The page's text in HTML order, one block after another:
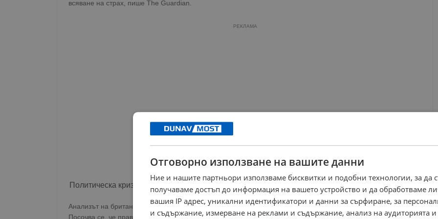
всяване на страх, пише The Guardian.
РЕКЛАМА
Политическа криза и обществено разделение
Анализът на британското издание обръща внимание на сложната политическа обстановка в страната.
Посочва се, че правителството на Росен Желязков е подало оставка миналата седмица след масови
Отговорно използване на вашите данни
Ние и нашите партньори използваме бисквитки и подобни технологии, за да
получаваме достъп до информация на вашето устройство и да обработваме
вашия IP адрес, уникални идентификатори и данни за сърфиране, за
и съдържание, измерване на реклами и съдържание, анализ на аудиторията